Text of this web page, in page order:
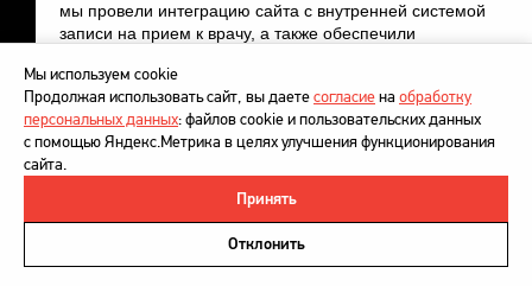
мы провели интеграцию сайта с внутренней системой
записи на прием к врачу, а также обеспечили
Политика в отношении обработки персональных данных
Напишите нам
Мы используем cookie
Продолжая использовать сайт, вы даетесогласиена обработку
персональных данных: файлов cookie и пользовательских данных
с помощью Яндекс.Метрика в целях улучшения функционирования
сайта.
Принять
Отклонить